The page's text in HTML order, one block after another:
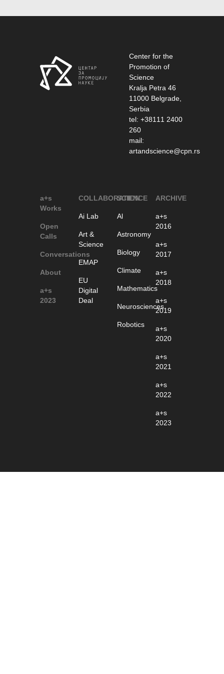
Center for the
Promotion of
Science
Kralja Petra 46
11000 Belgrade,
Serbia
tel: +38111 2400
260
mail:
artandscience@cpn.rs
a+s
Works
Open
Calls
Conversations
About
a+s
2023
COLLABORATION
Ai Lab
Art &
Science
EMAP
EU
Digital
Deal
SCIENCE
Al
Astronomy
Biology
Climate
Mathematics
Neurosciences
Robotics
ARCHIVE
a+s
2016
a+s
2017
a+s
2018
a+s
2019
a+s
2020
a+s
2021
a+s
2022
a+s
2023